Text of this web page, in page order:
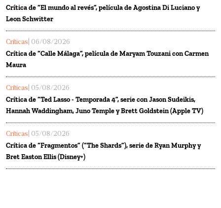
Crítica de “El mundo al revés”, película de Agostina Di Luciano y
Leon Schwitter
Críticas | 06/08/2026
Crítica de “Calle Málaga”, película de Maryam Touzani con Carmen
Maura
Críticas | 05/08/2026
Crítica de “Ted Lasso - Temporada 4”, serie con Jason Sudeikis,
Hannah Waddingham, Juno Temple y Brett Goldstein (Apple TV)
Críticas | 05/08/2026
Crítica de “Fragmentos” (“The Shards”), serie de Ryan Murphy y
Bret Easton Ellis (Disney+)